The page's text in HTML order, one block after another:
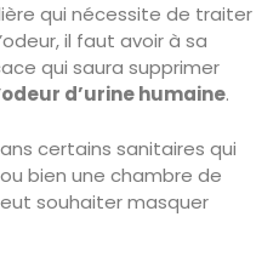
qui nécessite de traiter
il faut avoir à sa
qui saura supprimer
odeur d’urine humaine.
certains sanitaires qui
bien une chambre de
souhaiter masquer